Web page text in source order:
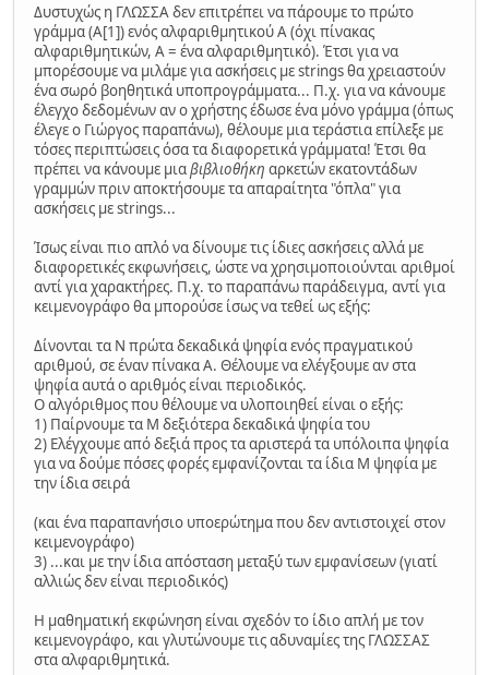
Δυστυχώς η ΓΛΩΣΣΑ δεν επιτρέπει να πάρουμε το πρώτο
γράμμα (Α[1]) ενός αλφαριθμητικού Α (όχι πίνακας
αλφαριθμητικών, Α = ένα αλφαριθμητικό). Έτσι για να
μπορέσουμε να μιλάμε για ασκήσεις με strings θα χρειαστούν
ένα σωρό βοηθητικά υποπρογράμματα... Π.χ. για να κάνουμε
έλεγχο δεδομένων αν ο χρήστης έδωσε ένα μόνο γράμμα (όπως
έλεγε ο Γιώργος παραπάνω), θέλουμε μια τεράστια επίλεξε με
τόσες περιπτώσεις όσα τα διαφορετικά γράμματα! Έτσι θα
πρέπει να κάνουμε μιαβιβλιοθήκη αρκετών εκατοντάδων
γραμμών πριν αποκτήσουμε τα απαραίτητα "όπλα" για
ασκήσεις με strings...
Ίσως είναι πιο απλό να δίνουμε τις ίδιες ασκήσεις αλλά με
διαφορετικές εκφωνήσεις, ώστε να χρησιμοποιούνται αριθμοί
αντί για χαρακτήρες. Π.χ. το παραπάνω παράδειγμα, αντί για
κειμενογράφο θα μπορούσε ίσως να τεθεί ως εξής:
Δίνονται τα Ν πρώτα δεκαδικά ψηφία ενός πραγματικού
αριθμού, σε έναν πίνακα Α. Θέλουμε να ελέγξουμε αν στα
ψηφία αυτά ο αριθμός είναι περιοδικός.
Ο αλγόριθμος που θέλουμε να υλοποιηθεί είναι ο εξής:
1) Παίρνουμε τα Μ δεξιότερα δεκαδικά ψηφία του
2) Ελέγχουμε από δεξιά προς τα αριστερά τα υπόλοιπα ψηφία
για να δούμε πόσες φορές εμφανίζονται τα ίδια Μ ψηφία με
την ίδια σειρά
(και ένα παραπανήσιο υποερώτημα που δεν αντιστοιχεί στον
κειμενογράφο)
3) ...και με την ίδια απόσταση μεταξύ των εμφανίσεων (γιατί
αλλιώς δεν είναι περιοδικός)
Η μαθηματική εκφώνηση είναι σχεδόν το ίδιο απλή με τον
κειμενογράφο, και γλυτώνουμε τις αδυναμίες της ΓΛΩΣΣΑΣ
στα αλφαριθμητικά.